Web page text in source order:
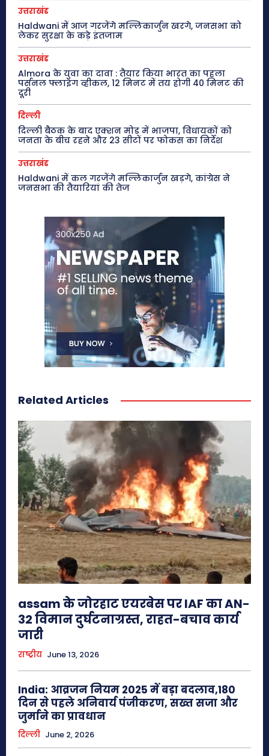
उत्तराखंड
Haldwani में आज गरजेंगे मल्लिकार्जुन खरगे, जनसभा को
लेकर सुरक्षा के कड़े इंतजाम
उत्तराखंड
Almora के युवा का दावा : तैयार किया भारत का पहला
पर्सनल फ्लाइंग व्हीकल, 12 मिनट में तय होगी 40 मिनट की
दूरी
दिल्ली
दिल्ली बैठक के बाद एक्शन मोड में भाजपा, विधायकों को
जनता के बीच रहने और 23 सीटों पर फोकस का निर्देश
उत्तराखंड
Haldwani में कल गरजेंगे मल्लिकार्जुन खड़गे, कांग्रेस ने
जनसभा की तैयारियां की तेज
Related Articles
assam के जोरहाट एयरबेस पर IAF का AN-
32 विमान दुर्घटनाग्रस्त, राहत-बचाव कार्य
जारी
राष्ट्रीय June 13, 2026
India: आव्रजन नियम 2025 में बड़ा बदलाव,180
दिन से पहले अनिवार्य पंजीकरण, सख्त सजा और
जुर्माने का प्रावधान
दिल्ली June 2, 2026